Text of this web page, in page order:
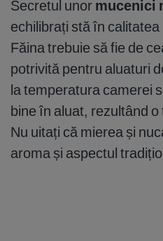
Secretul unor mucenici
echilibrați stă în
Făina trebuie să fie de
potrivită pentru aluaturi
la temperatura camerei
bine în aluat, rezultând
Nu uitați că mierea și
aroma și aspectul